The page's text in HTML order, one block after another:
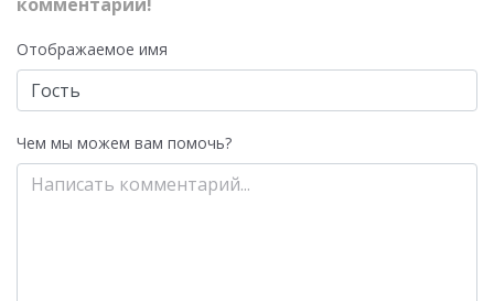
Отображаемое имя
Чем мы можем вам помочь?